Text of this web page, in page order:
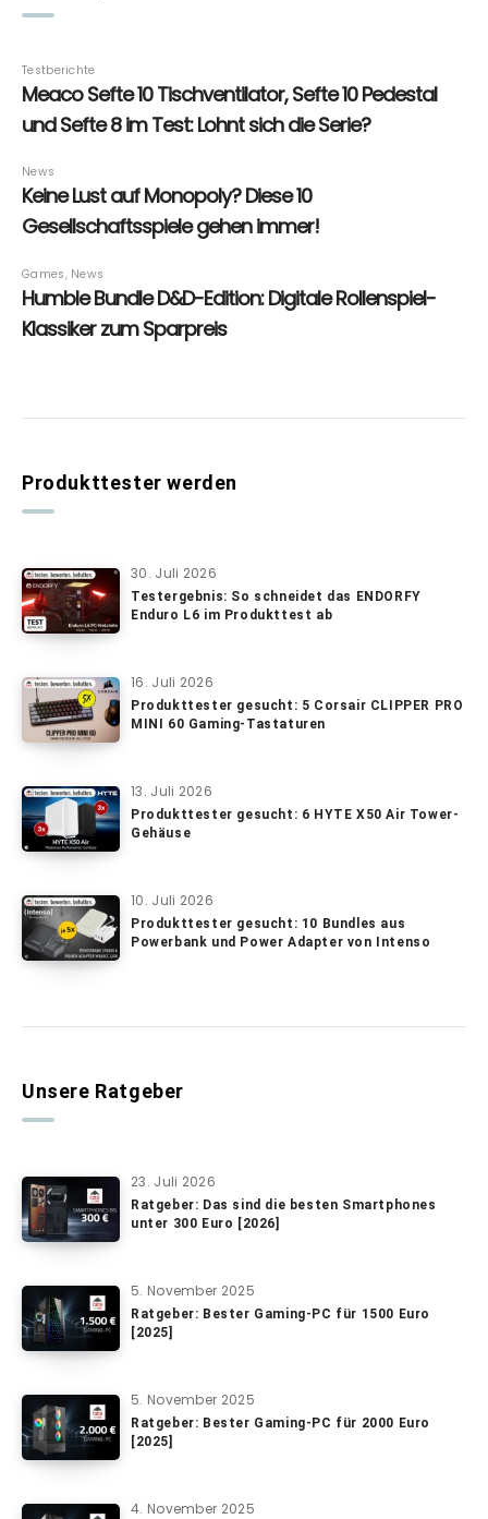
Produkttester werden
30. Juli 2026
Testergebnis: So schneidet das ENDORFY
Enduro L6 im Produkttest ab
16. Juli 2026
Produkttester gesucht: 5 Corsair CLIPPER PRO
MINI 60 Gaming-Tastaturen
13. Juli 2026
Produkttester gesucht: 6 HYTE X50 Air Tower-
Gehäuse
10. Juli 2026
Produkttester gesucht: 10 Bundles aus
Powerbank und Power Adapter von Intenso
Unsere Ratgeber
23. Juli 2026
Ratgeber: Das sind die besten Smartphones
unter 300 Euro [2026]
5. November 2025
Ratgeber: Bester Gaming-PC für 1500 Euro
[2025]
5. November 2025
Ratgeber: Bester Gaming-PC für 2000 Euro
[2025]
4. November 2025